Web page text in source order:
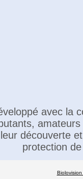
avec la
découverte
protection
Biolovision